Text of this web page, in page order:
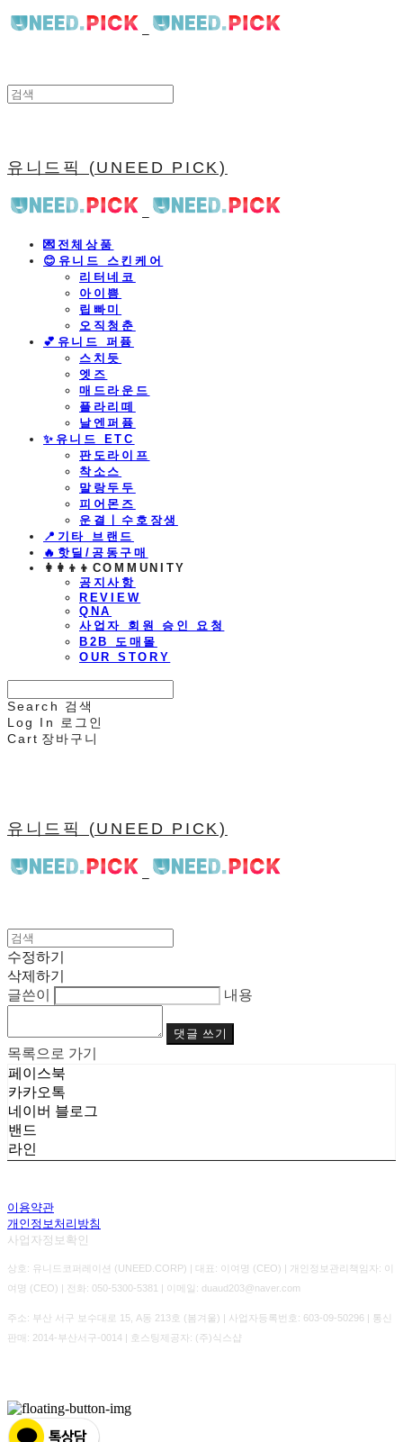
유니드픽 (UNEED PICK)
💌전체상품
😊유니드 스킨케어
리터네코
아이쁨
립빠미
오직청춘
💕유니드 퍼퓸
스치듯
엣즈
매드라운드
플라리떼
날엔퍼퓸
​✨유니드 ETC
판도라이프
착소스
말랑두두
피어몬즈
운결ㅣ수호장생
📍기타 브랜드
🔥핫딜/공동구매
👩‍👩‍👦‍👦COMMUNITY
공지사항
REVIEW
QNA
사업자 회원 승인 요청
B2B 도매몰
OUR STORY
Search
검색
Log In
로그인
Cart 장바구니
유니드픽 (UNEED PICK)
수정하기
삭제하기
글쓴이
내용
댓글 쓰기
목록으로 가기
페이스북
카카오톡
네이버 블로그
밴드
라인
이용약관
개인정보처리방침
사업자정보확인
상호: 유니드코퍼레이션 (UNEED.CORP) | 대표: 이여명 (CEO) | 개인정보관리책임자: 이
여명 (CEO) | 전화: 050-5300-5381 | 이메일: duaud203@naver.com
주소: 부산 서구 보수대로 15, A동 213호 (봄겨울) | 사업자등록번호: 603-09-50296 | 통신
판매: 2014-부산서구-0014 | 호스팅제공자: (주)식스샵